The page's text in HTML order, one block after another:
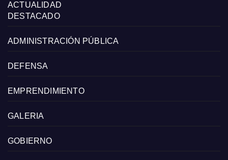
ACTUALIDAD
DESTACADO
ADMINISTRACIÓN PÚBLICA
DEFENSA
EMPRENDIMIENTO
GALERIA
GOBIERNO